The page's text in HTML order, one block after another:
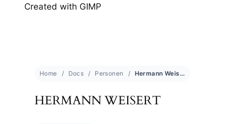
Created with GIMP
Home Docs Personen Hermann Weisert
HERMANN WEISERT